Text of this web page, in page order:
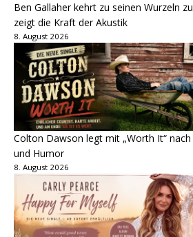
Ben Gallaher kehrt zu seinen Wurzeln
zeigt die Kraft der Akustik
8. August 2026
Colton Dawson legt mit „Worth It“
und Humor
8. August 2026